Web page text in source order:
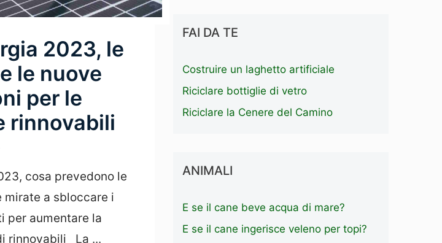
2023, le
le nuove
per le
rinnovabili
cosa prevedono le
mirate a sbloccare i
per aumentare la
rinnovabili La ...
FAI DA TE
Costruire un laghetto artificiale
Riciclare bottiglie di vetro
Riciclare la Cenere del Camino
ANIMALI
E se il cane beve acqua di mare?
E se il cane ingerisce veleno per topi?